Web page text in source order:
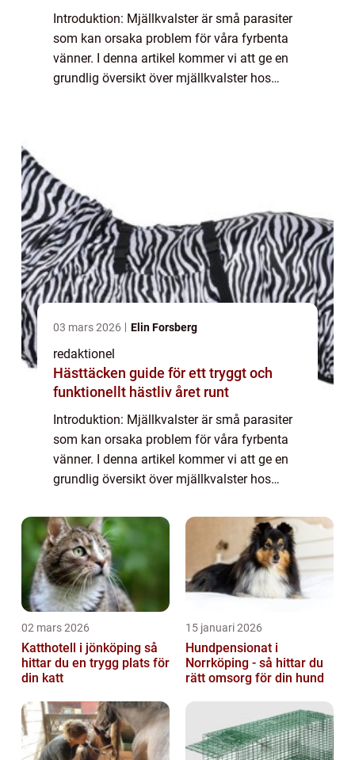
Introduktion: Mjällkvalster är små parasiter
som kan orsaka problem för våra fyrbenta
vänner. I denna artikel kommer vi att ge en
grundlig översikt över mjällkvalster hos
03 mars 2026 Elin Forsberg
redaktionel
Hästtäcken guide för ett tryggt och
funktionellt hästliv året runt
Introduktion: Mjällkvalster är små parasiter
som kan orsaka problem för våra fyrbenta
vänner. I denna artikel kommer vi att ge en
grundlig översikt över mjällkvalster hos
finns, kvantitativa mätningar av f...
02 mars 2026
Katthotell i jönköping så
hittar du en trygg plats för
din katt
15 januari 2026
Hundpensionat i
Norrköping - så hittar du
rätt omsorg för din hund